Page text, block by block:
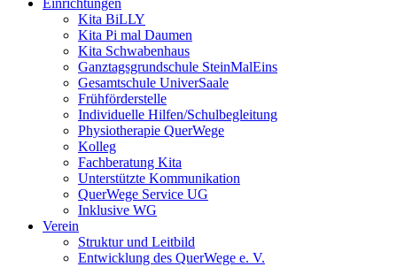
Kita BiLLY
Kita Pi mal Daumen
Kita Schwabenhaus
Ganz­tags­grund­schule SteinMalEins
Gesamtschule UniverSaale
Früh­förder­stelle
Individuelle Hilfen/​Schulbegleitung
Physiotherapie QuerWege
Kolleg
Fachberatung Kita
Unterstützte Kommunikation
QuerWege Service UG
Inklusive WG
Verein
Struktur und Leitbild
Entwicklung des QuerWege e. V.